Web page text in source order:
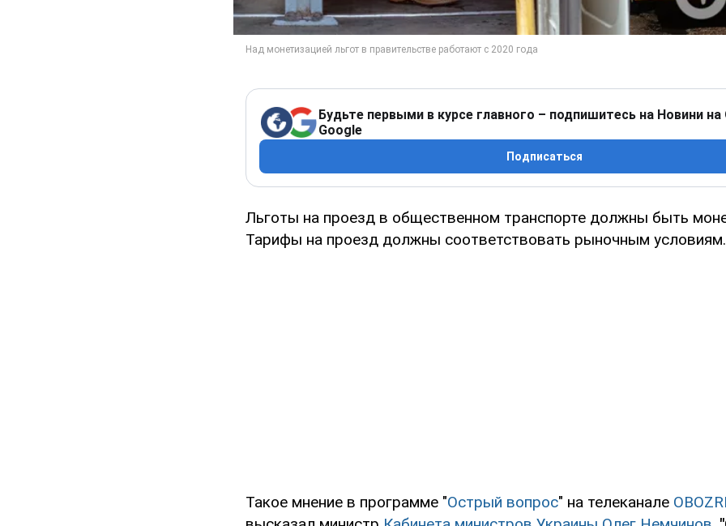
Будьте первыми в курсе главного – подпишитесь на Новини на
Google
Подписаться
Льготы на проезд в общественном транспорте должны быть
Тарифы на проезд должны соответствовать рыночным условиям.
Такое мнение в программе "Острый вопрос" на телеканале